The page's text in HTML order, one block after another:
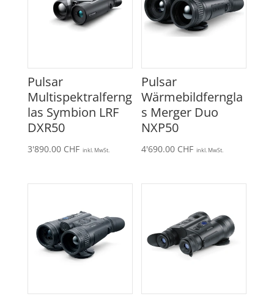
Pulsar
Multispektralferng
las Symbion LRF
DXR50
3'890.00 CHF inkl. MwSt.
Pulsar
Wärmebildferngla
s Merger Duo
NXP50
4'690.00 CHF inkl. MwSt.